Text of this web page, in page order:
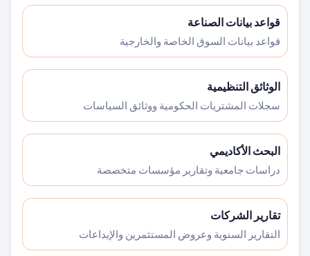
قواعد بيانات الصناعة
قواعد بيانات السوق الخاصة والخارجية
الوثائق التنظيمية
سجلات المشتريات الحكومية ووثائق السياسات
البحث الأكاديمي
دراسات جامعية وتقارير مؤسسات متخصصة
تقارير الشركات
التقارير السنوية وعروض المستثمرين والإيداعات